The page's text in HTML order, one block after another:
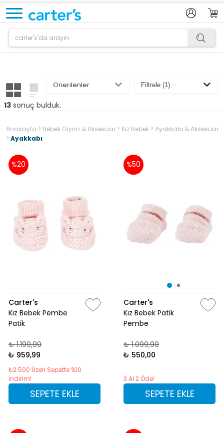
Anasayfa > Bebek Giyim & Aksesuar > Kız Bebek > Ayakkabı & Aksesuar
> Ayakkabı
13 sonuç bulduk.
%20
Carter's
Kız Bebek Pembe
Patik
₺ 1.199,99
₺ 959,99
₺2.500 Üzeri Sepette %10
İndirim!
SEPETE EKLE
%50
Carter's
Kız Bebek Patik
Pembe
₺ 1.099,99
₺ 550,00
3 Al 2 Öde!
SEPETE EKLE
Ürün sepetinize eklenmiştir.